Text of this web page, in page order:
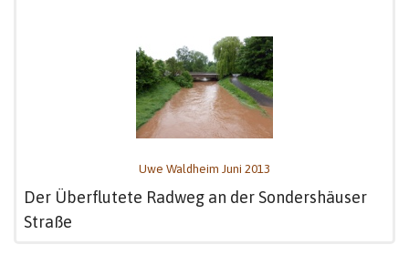
Uwe Waldheim Juni 2013
Der Überflutete Radweg an der Sondershäuser
Straße